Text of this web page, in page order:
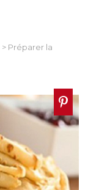
> Préparer la